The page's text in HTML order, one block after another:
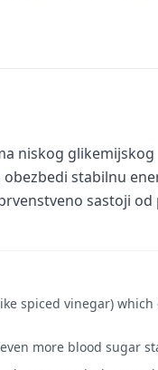
niskog glikemijskog
stabilnu
sastoji od
spiced vinegar)
more blood sugar